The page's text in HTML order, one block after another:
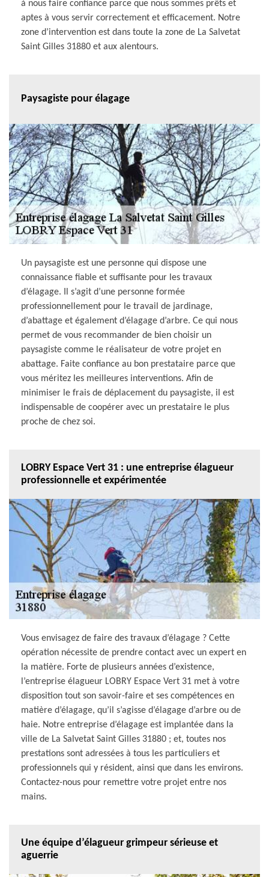
à nous faire confiance parce que nous sommes prêts et
aptes à vous servir correctement et efficacement. Notre
zone d’intervention est dans toute la zone de La Salvetat
Saint Gilles 31880 et aux alentours.
Paysagiste pour élagage
Un paysagiste est une personne qui dispose une
connaissance fiable et suffisante pour les travaux
d’élagage. Il s’agit d’une personne formée
professionnellement pour le travail de jardinage,
d’abattage et également d’élagage d’arbre. Ce qui nous
permet de vous recommander de bien choisir un
paysagiste comme le réalisateur de votre projet en
abattage. Faite confiance au bon prestataire parce que
vous méritez les meilleures interventions. Afin de
minimiser le frais de déplacement du paysagiste, il est
indispensable de coopérer avec un prestataire le plus
proche de chez soi.
LOBRY Espace Vert 31 : une entreprise élagueur
professionnelle et expérimentée
Vous envisagez de faire des travaux d’élagage ? Cette
opération nécessite de prendre contact avec un expert en
la matière. Forte de plusieurs années d’existence,
l’entreprise élagueur LOBRY Espace Vert 31 met à votre
disposition tout son savoir-faire et ses compétences en
matière d’élagage, qu’il s’agisse d’élagage d’arbre ou de
haie. Notre entreprise d’élagage est implantée dans la
ville de La Salvetat Saint Gilles 31880 ; et, toutes nos
prestations sont adressées à tous les particuliers et
professionnels qui y résident, ainsi que dans les environs.
Contactez-nous pour remettre votre projet entre nos
mains.
Une équipe d’élagueur grimpeur sérieuse et
aguerrie